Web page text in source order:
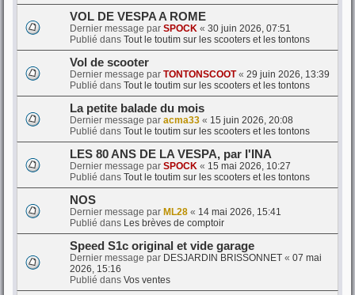
VOL DE VESPA A ROME
Dernier message par SPOCK « 30 juin 2026, 07:51
Publié dans Tout le toutim sur les scooters et les tontons
Vol de scooter
Dernier message par TONTONSCOOT« 29 juin 2026, 13:39
Publié dans Tout le toutim sur les scooters et les tontons
La petite balade du mois
Dernier message par acma33 « 15 juin 2026, 20:08
Publié dans Tout le toutim sur les scooters et les tontons
LES 80 ANS DE LA VESPA, par l'INA
Dernier message par SPOCK « 15 mai 2026, 10:27
Publié dans Tout le toutim sur les scooters et les tontons
NOS
Dernier message par ML28 « 14 mai 2026, 15:41
Publié dans Les brèves de comptoir
Speed S1c original et vide garage
Dernier message par DESJARDIN BRISSONNET « 07 mai
2026, 15:16
Publié dans Vos ventes